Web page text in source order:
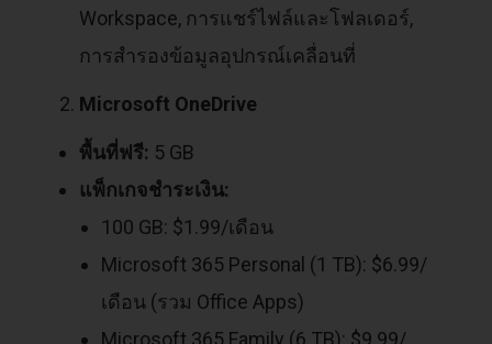
Workspace, การแชร์ไฟล์และโฟลเดอร์,
การสำรองข้อมูลอุปกรณ์เคลื่อนที่
Microsoft OneDrive
พื้นที่ฟรี: 5 GB
แพ็กเกจชำระเงิน:
100 GB: $1.99/เดือน
Microsoft 365 Personal (1 TB): $6.99/
เดือน (รวม Office Apps)
Microsoft 365 Family (6 TB): $9.99/